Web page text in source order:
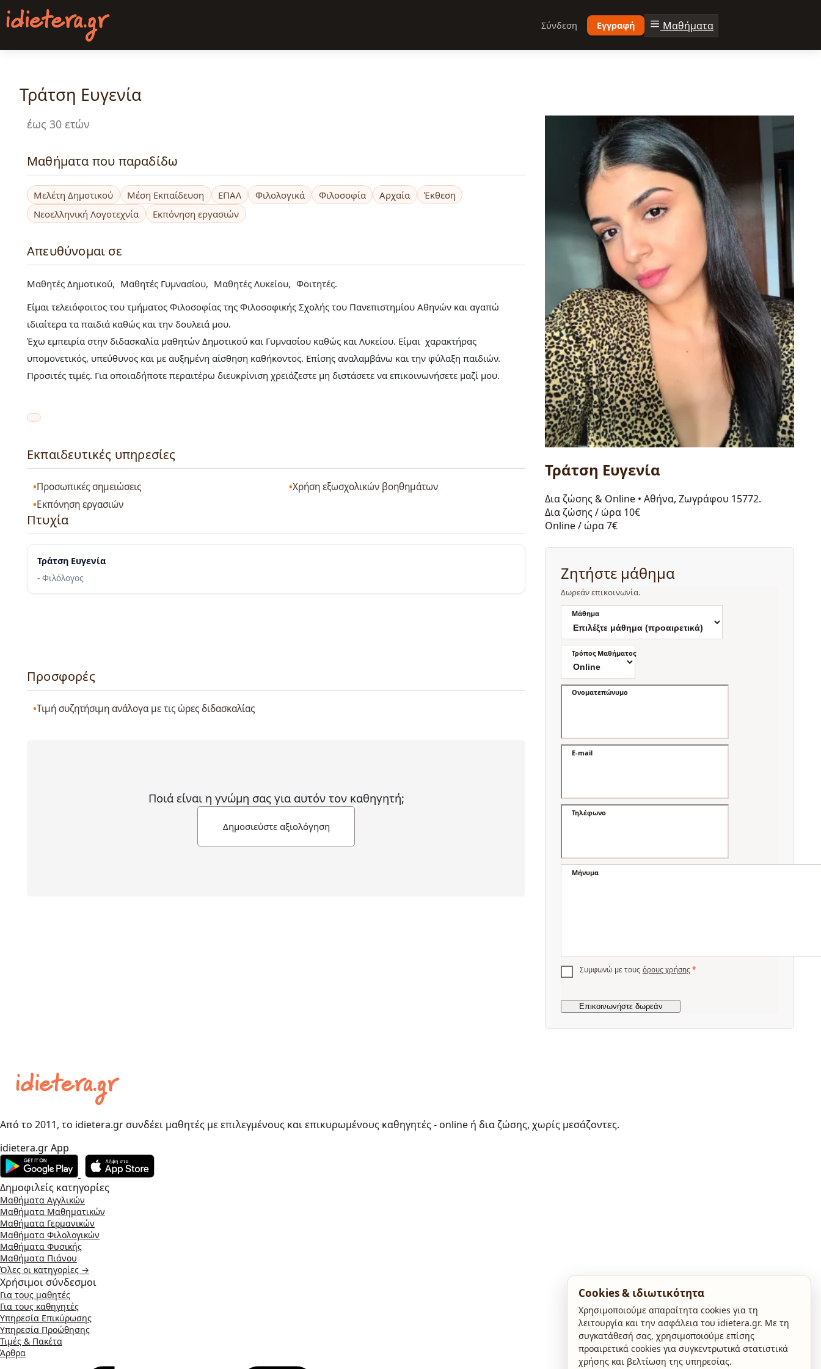
Παράκαμψη
προς
κυρίως
Σύνδεση Εγγραφή Μαθήματα
Τράτση Ευγενία
έως 30 ετών
Μαθήματα που παραδίδω
Μελέτη Δημοτικού Μέση Εκπαίδευση ΕΠΑΛ Φιλολογικά Φιλοσοφία Αρχαία
Έκθεση
Νεοελληνική Λογοτεχνία
Εκπόνηση εργασιών
Απευθύνομαι σε
Μαθητές Δημοτικού Μαθητές Γυμνασίου Μαθητές Λυκείου
Φοιτητές
Είμαι τελειόφοιτος του τμήματος Φιλοσοφίας της Φιλοσοφικής Σχολής του Πανεπιστημίου Αθηνών και αγαπώ
ιδιαίτερα τα παιδιά καθώς και την δουλειά μου.
Έχω εμπειρία στην διδασκαλία μαθητών Δημοτικού και Γυμνασίου καθώς και Λυκείου. Είμαι χαρακτήρας
υπομονετικός, υπεύθυνος και με αυξημένη αίσθηση καθήκοντος. Επίσης αναλαμβάνω και την φύλαξη παιδιών.
Προσιτές τιμές. Για οποιαδήποτε περαιτέρω διευκρίνιση χρειάζεστε μη διστάσετε να επικοινωνήσετε μαζί μου.
Εκπαιδευτικές υπηρεσίες
Προσωπικές σημειώσεις
Χρήση εξωσχολικών βοηθημάτων
Εκπόνηση εργασιών
Πτυχία
Τράτση Ευγενία
- Φιλόλογος
Προσφορές
Τιμή συζητήσιμη ανάλογα με τις ώρες διδασκαλίας
Ποιά είναι η γνώμη σας για αυτόν τον καθηγητή;
Δημοσιεύστε αξιολόγηση
Τράτση Ευγενία
Δια ζώσης & Online • Αθήνα, Ζωγράφου 15772.
Δια ζώσης / ώρα 10€
Online / ώρα7€
Ζητήστε μάθημα
Δωρεάν επικοινωνία.
Μάθημα
Τρόπος Μαθήματος
Ονοματεπώνυμο
E-mail
Τηλέφωνο
Μήνυμα
Συμφωνώ με τους όρους χρήσης *
Από το 2011, το idietera.gr συνδέει μαθητές με επιλεγμένους και επικυρωμένους καθηγητές - online ή δια ζώσης, χωρίς μεσάζοντες.
idietera.gr App
Δημοφιλείς κατηγορίες
Μαθήματα Αγγλικών
Μαθήματα Μαθηματικών
Μαθήματα Γερμανικών
Μαθήματα Φιλολογικών
Μαθήματα Φυσικής
Μαθήματα Πιάνου
Όλες οι κατηγορίες →
Χρήσιμοι σύνδεσμοι
Για τους μαθητές
Για τους καθηγητές
Υπηρεσία Επικύρωσης
Υπηρεσία Προώθησης
Τιμές & Πακέτα
Άρθρα
Cookies & ιδιωτικότητα
Χρησιμοποιούμε απαραίτητα cookies για τη
λειτουργία και την ασφάλεια του idietera.gr. Με τη
συγκατάθεσή σας, χρησιμοποιούμε επίσης
προαιρετικά cookies για συγκεντρωτικά στατιστικά
χρήσης και βελτίωση της υπηρεσίας.